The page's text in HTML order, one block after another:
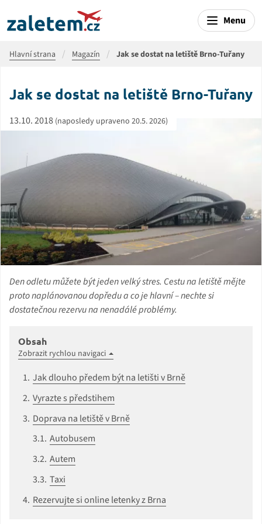
Menu
Hlavní strana Magazín Jak se dostat na letiště Brno-Tuřany
Jak se dostat na letiště Brno-Tuřany
13.10. 2018 (naposledy upraveno 20.5. 2026)
Den odletu můžete být jeden velký stres. Cestu na letiště mějte
proto naplánovanou dopředu a co je hlavní – nechte si
dostatečnou rezervu na nenadálé problémy.
Obsah
Zobrazit rychlou navigaci
Jak dlouho předem být na letišti v Brně
Vyrazte s předstihem
Doprava na letiště v Brně
Autobusem
Autem
Taxi
Rezervujte si online letenky z Brna